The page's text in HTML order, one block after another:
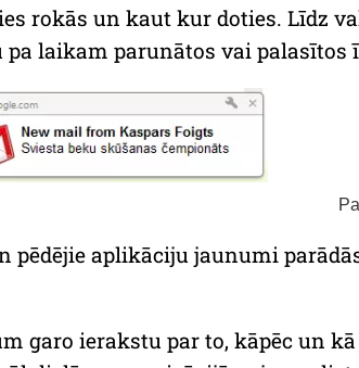
rokās un kaut kur doties. Līdz
laikam parunātos vai
pēdējie aplikāciju jaunumi
garo ierakstu par to, kāpēc un